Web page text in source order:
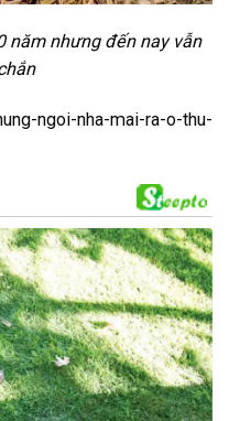
năm nhưng đến nay vẫn
ngoi-nha-mai-ra-o-thu-